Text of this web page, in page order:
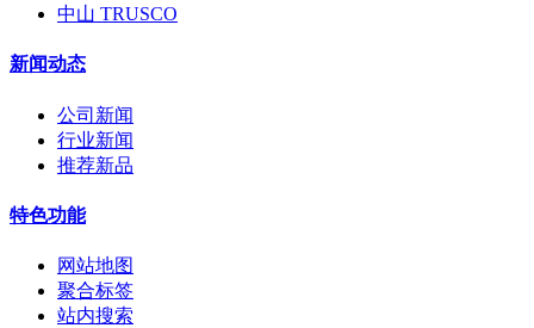
中山 TRUSCO
新闻动态
公司新闻
行业新闻
推荐新品
特色功能
网站地图
聚合标签
站内搜索